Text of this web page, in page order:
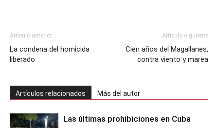
Artículo anterior
La condena del homicida
liberado
Artículo siguiente
Cien años del Magallanes,
contra viento y marea
Artículos relacionados Más del autor
Las últimas prohibiciones en Cuba